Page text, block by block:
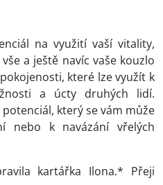
na využití vaší vitality,
a ještě navíc vaše kouzlo
které lze využít k
a úcty druhých lidí.
který se vám může
nebo k navázání vřelých
kartářka Ilona.* Přeji